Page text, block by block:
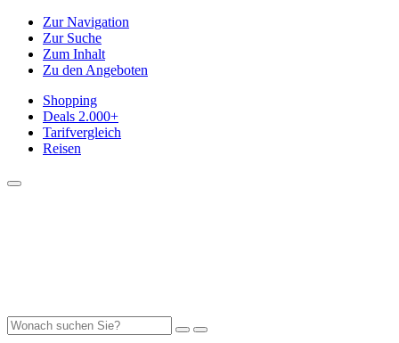
Zur Navigation
Zur Suche
Zum Inhalt
Zu den Angeboten
Shopping
Deals 2.000+
Tarifvergleich
Reisen